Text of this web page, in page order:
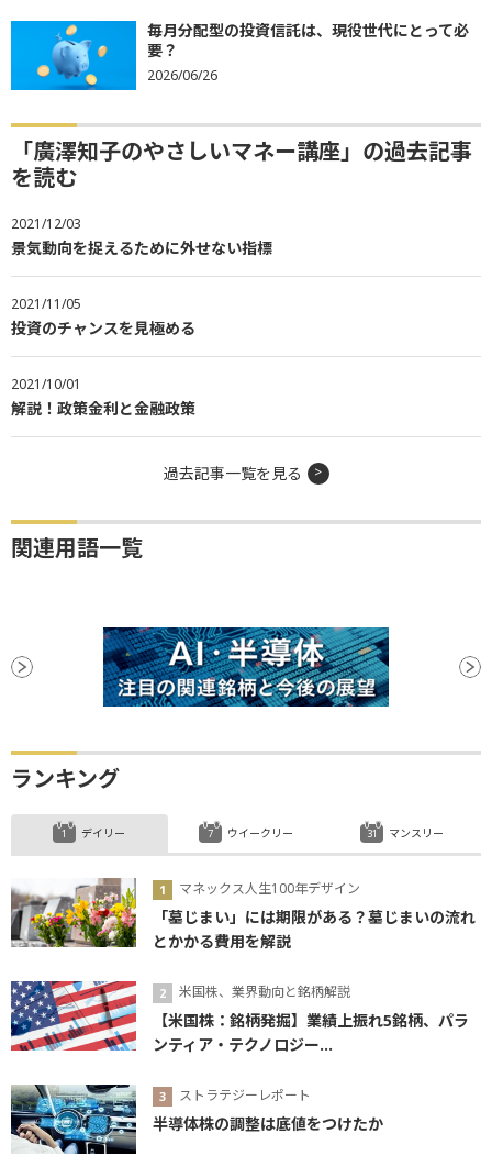
毎月分配型の投資信託は、現役世代にとって必
要？
2026/06/26
「廣澤知子のやさしいマネー講座」の過去記事
を読む
2021/12/03
景気動向を捉えるために外せない指標
2021/11/05
投資のチャンスを見極める
2021/10/01
解説！政策金利と金融政策
過去記事一覧を見る
関連用語一覧
ランキング
デイリー
マネックス人生100年デザイン
「墓じまい」には期限がある？墓じまいの流れ
とかかる費用を解説
米国株、業界動向と銘柄解説
【米国株：銘柄発掘】業績上振れ5銘柄、パラ
ンティア・テクノロジー...
ストラテジーレポート
半導体株の調整は底値をつけたか
ウイークリー マンスリー